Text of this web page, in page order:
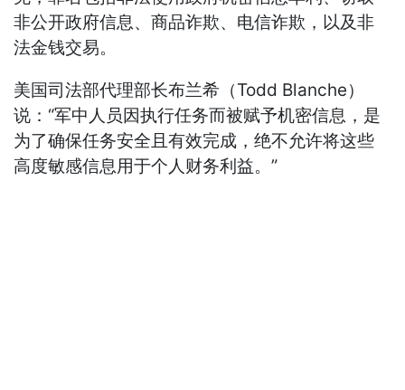
非公开政府信息、商品诈欺、电信诈欺，以及非
法金钱交易。
美国司法部代理部长布兰希（Todd Blanche）
说：“军中人员因执行任务而被赋予机密信息，是
为了确保任务安全且有效完成，绝不允许将这些
高度敏感信息用于个人财务利益。”